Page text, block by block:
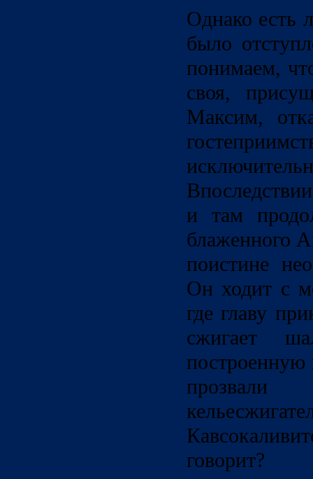
Однако есть
было
понимаем,
своя,
Максим,
и там
блаженного
поистине
Он ходит с
где главу
сжигает
построенную
говорит?